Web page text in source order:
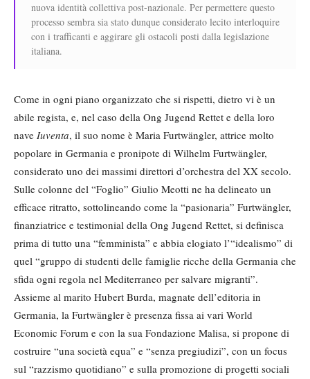
nuova identità collettiva post-nazionale. Per permettere questo
processo sembra sia stato dunque considerato lecito interloquire
con i trafficanti e aggirare gli ostacoli posti dalla legislazione
italiana.
Come in ogni piano organizzato che si rispetti, dietro vi è un
abile regista, e, nel caso della Ong Jugend Rettet e della loro
nave Iuventa, il suo nome è Maria Furtwängler, attrice molto
popolare in Germania e pronipote di Wilhelm Furtwängler,
considerato uno dei massimi direttori d’orchestra del XX secolo.
Sulle colonne del “Foglio” Giulio Meotti ne ha delineato un
efficace ritratto, sottolineando come la “pasionaria” Furtwängler,
finanziatrice e testimonial della Ong Jugend Rettet, si definisca
prima di tutto una “femminista” e abbia elogiato l’“idealismo” di
quel “gruppo di studenti delle famiglie ricche della Germania che
sfida ogni regola nel Mediterraneo per salvare migranti”.
Assieme al marito Hubert Burda, magnate dell’editoria in
Germania, la Furtwängler è presenza fissa ai vari World
Economic Forum e con la sua Fondazione Malisa, si propone di
costruire “una società equa” e “senza pregiudizi”, con un focus
sul “razzismo quotidiano” e sulla promozione di progetti sociali